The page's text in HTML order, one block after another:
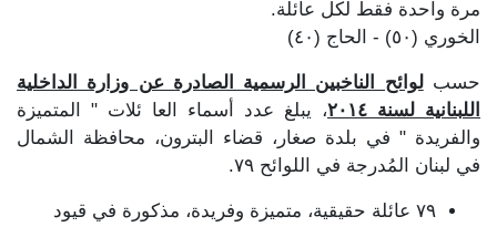
مرة واحدة فقط لكل عائلة.
الخوري (٥٠) - الحاج (٤٠)
حسبلوائح الناخبين الرسمية الصادرة عن وزارة الداخلية
اللبنانية لسنة ٢٠١٤
، يبلغ عدد أسماء العا ئلات " المتميزة
والفريدة " في بلدة صغار، قضاء البترون، محافظة الشمال
في لبنان المُدرجة في اللوائح ٧٩.
٧٩ عائلة حقيقية، متميزة وفريدة، مذكورة في قيود